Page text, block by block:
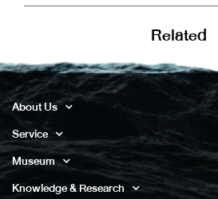
Related
About Us
Service
Museum
Knowledge & Research